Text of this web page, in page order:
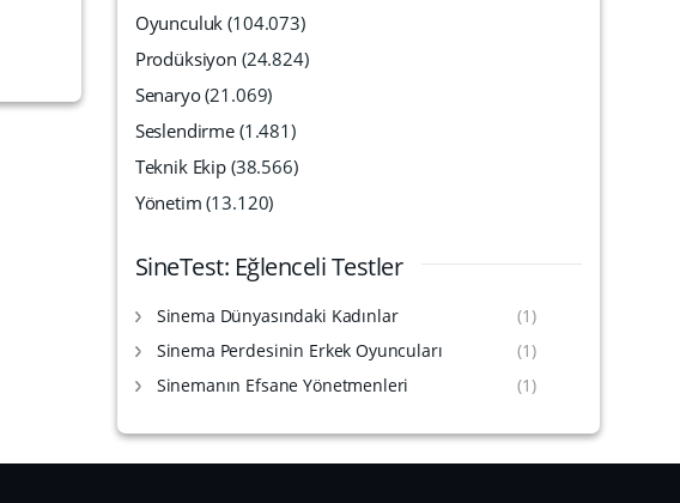
Oyunculuk (104.073)
Prodüksiyon (24.824)
Senaryo(21.069)
Seslendirme (1.481)
Teknik Ekip (38.566)
Yönetim (13.120)
SineTest: Eğlenceli Testler
Sinema Dünyasındaki Kadınlar
(1)
Sinema Perdesinin Erkek Oyuncuları
(1)
Sinemanın Efsane Yönetmenleri
(1)